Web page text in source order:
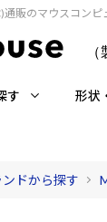
通販のマウスコンピ
す 形状
ンドから探す